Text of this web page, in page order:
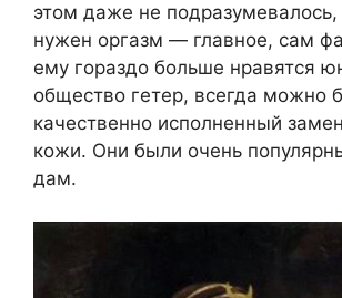
этом даже не подразумевалось,
нужен оргазм — главное, сам
ему гораздо больше нравятся
общество гетер, всегда можно
качественно исполненный
кожи. Они были очень
дам.